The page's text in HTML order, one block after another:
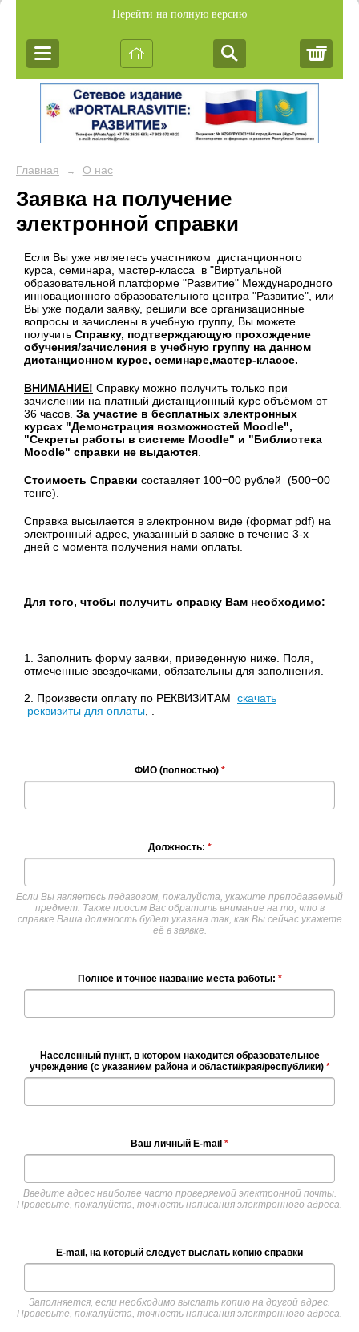
Перейти на полную версию
Главная → О нас
Заявка на получение
электронной справки
Если Вы уже являетесь участником дистанционного
курса, семинара, мастер-класса в "Виртуальной
образовательной платформе "Развитие" Международного
инновационного образовательного центра "Развитие", или
Вы уже подали заявку, решили все организационные
вопросы и зачислены в учебную группу, Вы можете
получить Справку, подтверждающую прохождение
обучения/зачисления в учебную группу на данном
дистанционном курсе, семинаре,мастер-классе.
ВНИМАНИЕ! Справку можно получить только при
зачислении на платный дистанционный курс объёмом от
36 часов. За участие в бесплатных электронных
курсах "Демонстрация возможностей Moodle",
"Секреты работы в системе Moodle" и "Библиотека
Moodle" справки не выдаются
Стоимость Справки составляет 100=00 рублей (500=00
тенге).
Справка высылается в электронном виде (формат pdf) на
электронный адрес, указанный в заявке в течение 3-х
дней с момента получения нами оплаты.
Для того, чтобы получить справку Вам необходимо:
1. Заполнить форму заявки, приведенную ниже. Поля,
отмеченные звездочками, обязательны для заполнения.
2. Произвести оплату по РЕКВИЗИТАМ скачать
реквизиты для оплаты, .
ФИО (полностью) *
Должность: *
Если Вы являетесь педагогом, пожалуйста, укажите преподаваемый
предмет. Также просим Вас обратить внимание на то, что в
справке Ваша должность будет указана так, как Вы сейчас укажете
её в заявке.
Полное и точное название места работы: *
Населенный пункт, в котором находится образовательное
учреждение (с указанием района и области/края/республики) *
Ваш личный E-mail *
Введите адрес наиболее часто проверяемой электронной почты.
Проверьте, пожалуйста, точность написания электронного адреса.
E-mail, на который следует выслать копию справки
Заполняется, если необходимо выслать копию на другой адрес.
Проверьте, пожалуйста, точность написания электронного адреса.